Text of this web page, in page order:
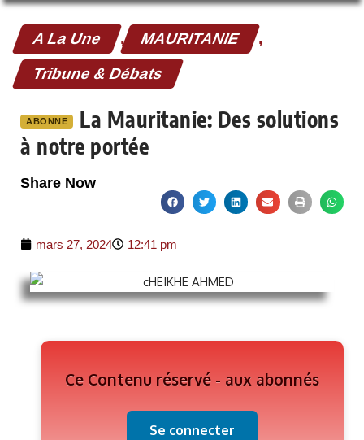
A La Une , MAURITANIE ,
Tribune & Débats
ABONNE
La Mauritanie: Des solutions
à notre portée
Share Now
mars 27, 2024 12:41 pm
Ce Contenu réservé - aux abonnés
Se connecter